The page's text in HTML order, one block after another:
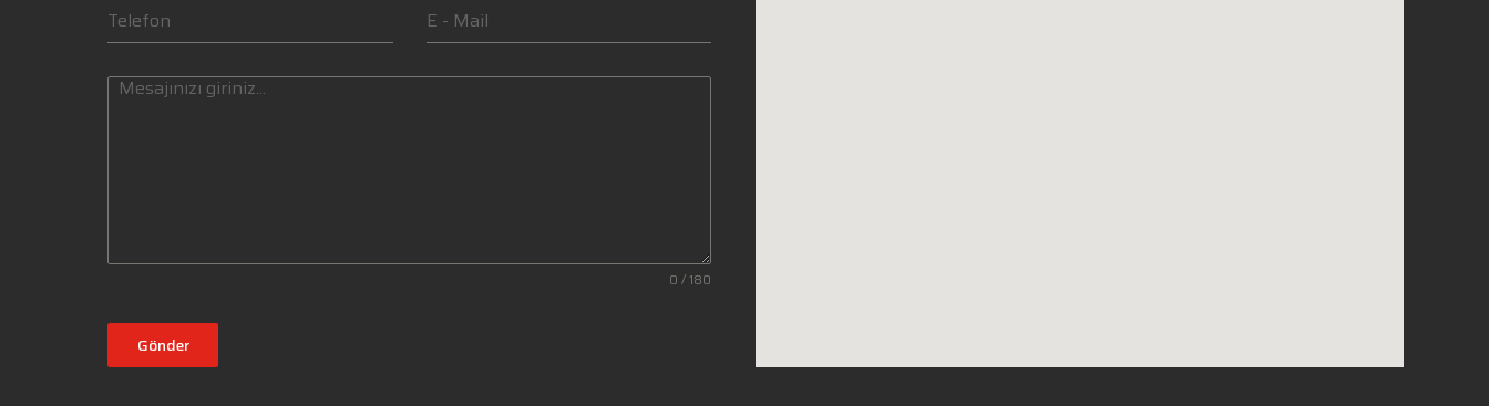
0 / 180
Gönder